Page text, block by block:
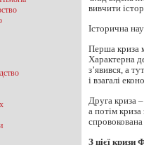
вивчити
Історична
Перша криза
Характерна
з’явився, а
і взагалі
Друга криза
а потім
З цієї кризи